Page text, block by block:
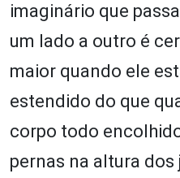
imaginário que
um lado a outro é
maior quando ele
estendido do que
corpo todo
pernas na altura dos